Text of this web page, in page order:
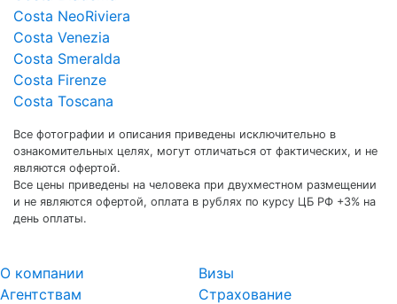
Costa NeoRiviera
Costa Venezia
Costa Smeralda
Costa Firenze
Costa Toscana
Все фотографии и описания приведены исключительно в
ознакомительных целях, могут отличаться от фактических, и не
являются офертой.
Все цены приведены на человека при двухместном размещении
и не являются офертой, оплата в рублях по курсу ЦБ РФ +3% на
день оплаты.
О компании
Агентствам
Визы
Страхование